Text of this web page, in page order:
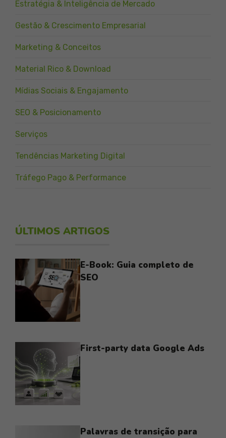
Estratégia & Inteligência de Mercado
Gestão & Crescimento Empresarial
Marketing & Conceitos
Material Rico & Download
Mídias Sociais & Engajamento
SEO & Posicionamento
Serviços
Tendências Marketing Digital
Tráfego Pago & Performance
ÚLTIMOS ARTIGOS
E-Book: Guia completo de
SEO
First-party data Google Ads
Palavras de transição para